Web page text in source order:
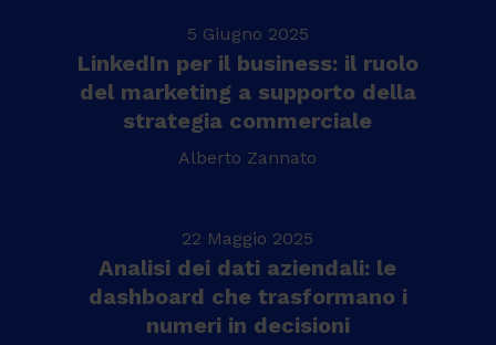
5 Giugno 2025
LinkedIn per il business: il ruolo
del marketing a supporto della
strategia commerciale
Alberto Zannato
22 Maggio 2025
Analisi dei dati aziendali: le
dashboard che trasformano i
numeri in decisioni